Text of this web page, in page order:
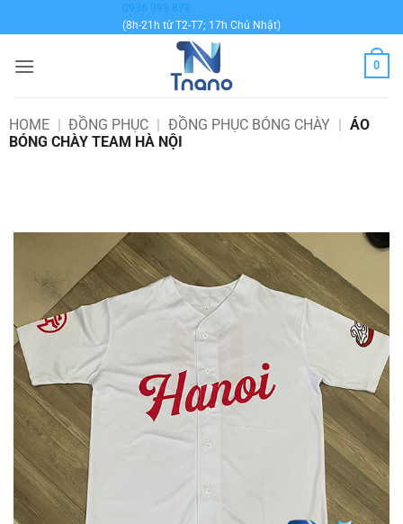
qua
dung
0936 999 878
(8h-21h từ T2-T7; 17h Chủ Nhật)
0
HOME | ĐỒNG PHỤC | ĐỒNG PHỤC BÓNG CHÀY | ÁO
BÓNG CHÀY TEAM HÀ NỘI